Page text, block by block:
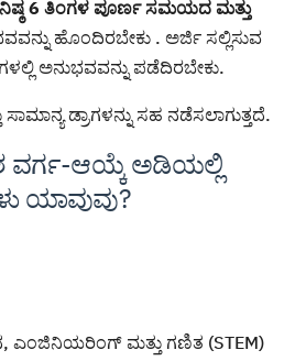
6 ತಿಂಗಳ ಪೂರ್ಣ ಸಮಯದ ಮತ್ತು
ಹೊಂದಿರಬೇಕು . ಅರ್ಜಿ ಸಲ್ಲಿಸುವ
ಅನುಭವವನ್ನು ಪಡೆದಿರಬೇಕು.
ಸಾಮಾನ್ಯ ಡ್ರಾಗಳನ್ನು ಸಹ ನಡೆಸಲಾಗುತ್ತದೆ.
ವರ್ಗ-ಆಯ್ಕೆ ಅಡಿಯಲ್ಲಿ
ಯಾವುವು?
ಎಂಜಿನಿಯರಿಂಗ್ ಮತ್ತು ಗಣಿತ (STEM)